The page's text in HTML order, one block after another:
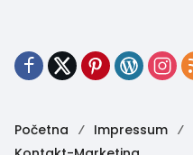
Početna Impressum